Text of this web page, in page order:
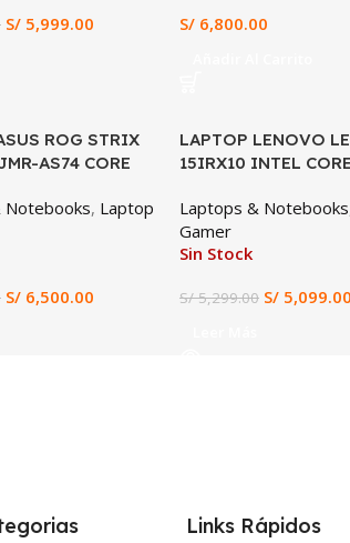
S/ 5,999.00
S/ 6,800.00
ROG STRIX
AS74 CORE
1TB SSD, 16″
WIN 11
Notebooks, Laptop
S/ 6,500.00
SALE
LAPTOP LENOVO
15IRX10 INTEL
RTX 5060 8GB 15.3″
(15IRX10)
Laptops & Notebooks
Gamer
Sin Stock
S/5,299.00 S/ 5,099.00
Links Rápidos